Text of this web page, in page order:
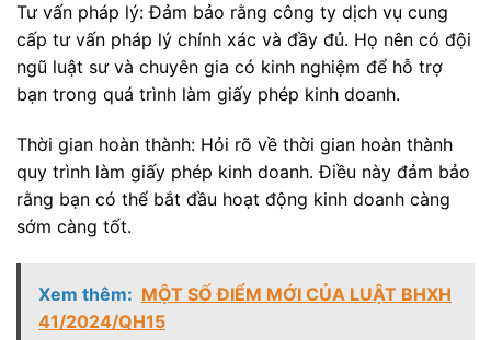
Tư vấn pháp lý: Đảm bảo rằng công ty dịch vụ cung
cấp tư vấn pháp lý chính xác và đầy đủ. Họ nên có đội
ngũ luật sư và chuyên gia có kinh nghiệm để hỗ trợ
bạn trong quá trình làm giấy phép kinh doanh.
Thời gian hoàn thành: Hỏi rõ về thời gian hoàn thành
quy trình làm giấy phép kinh doanh. Điều này đảm bảo
rằng bạn có thể bắt đầu hoạt động kinh doanh càng
sớm càng tốt.
Xem thêm: MỘT SỐ ĐIỂM MỚI CỦA LUẬT BHXH
41/2024/QH15